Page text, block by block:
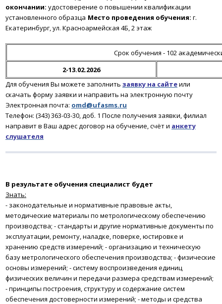
окончании: удостоверение о повышении квалификации
установленного образца Место проведения обучения: г.
Екатеринбург, ул. Красноармейская 4Б, 2 этаж
Срок обучения - 102
2-13.02.2026
Для обучения Вы можете заполнить заявку на сайтеили
скачать форму заявки и направить на электронную почту
Электронная почта: omd@ufasms.ru
Телефон: (343) 363-03-30, доб. 1 После получения заявки, филиал
направит в Ваш адрес договор на обучение, счёт и анкету
слушателя
В результате обучения специалист будет
Знать:
- законодательные и нормативные правовые акты,
методические материалы по метрологическому обеспечению
производства; - стандарты и другие нормативные документы по
эксплуатации, ремонту, наладке, поверке, юстировке и
хранению средств измерений; - организацию и техническую
базу метрологического обеспечения производства; - физические
основы измерений; - систему воспроизведения единиц
физических величин и передачи размера средствам измерений;
- принципы построения, структуру и содержание систем
обеспечения достоверности измерений; - методы и средства